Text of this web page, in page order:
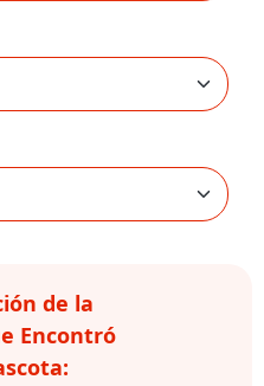
de la
Encontró